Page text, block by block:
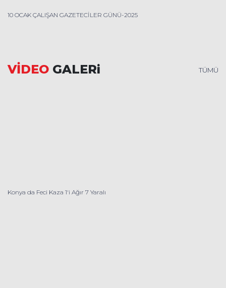
10 OCAK ÇALIŞAN GAZETECİLER GÜNÜ-2025
VİDEO GALERi TÜMÜ
Konya da Feci Kaza 1'i Ağır 7 Yaralı